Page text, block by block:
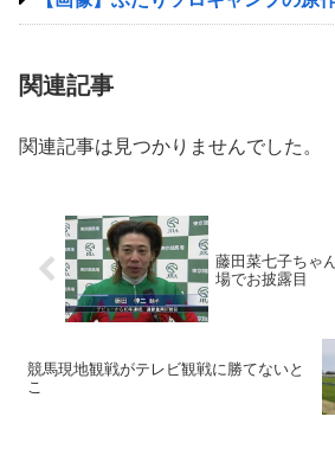
関連記事
関連記事は見つかりませんでした。
藤田菜七子ちゃ
場でお披露目
競馬現地観戦がテレビ観戦に勝てないと
こ